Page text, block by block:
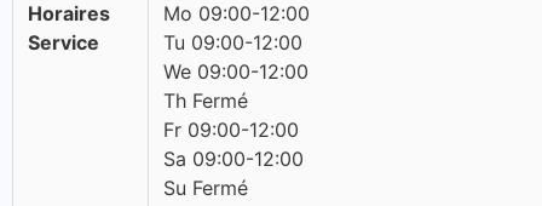
Horaires
Service
Mo 09:00-12:00
Tu 09:00-12:00
We 09:00-12:00
Th Fermé
Fr 09:00-12:00
Sa 09:00-12:00
Su Fermé